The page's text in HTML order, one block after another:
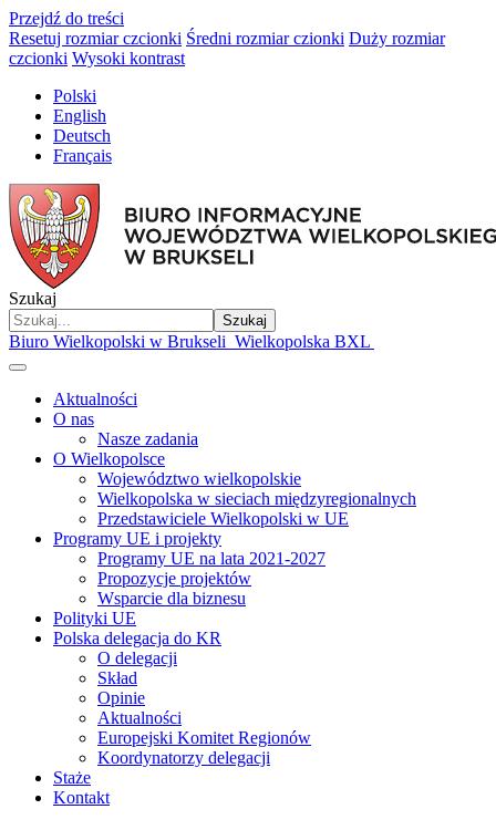
Przejdź do treści
Resetuj rozmiar czcionki Średni rozmiar czionki Duży rozmiar
czcionki Wysoki kontrast
Polski
English
Deutsch
Français
Szukaj
Szukaj
Biuro Wielkopolski w Brukseli Wielkopolska BXL
Aktualności
O nas
Nasze zadania
O Wielkopolsce
Województwo wielkopolskie
Wielkopolska w sieciach międzyregionalnych
Przedstawiciele Wielkopolski w UE
Programy UE i projekty
Programy UE na lata 2021-2027
Propozycje projektów
Wsparcie dla biznesu
Polityki UE
Polska delegacja do KR
O delegacji
Skład
Opinie
Aktualności
Europejski Komitet Regionów
Koordynatorzy delegacji
Staże
Kontakt